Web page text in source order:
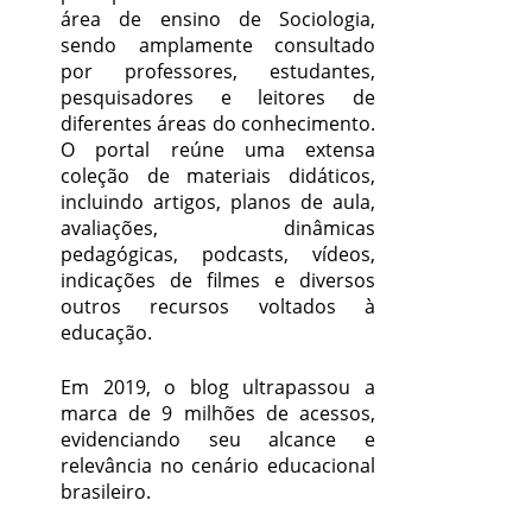
área de ensino de Sociologia,
sendo amplamente consultado
por professores, estudantes,
pesquisadores e leitores de
diferentes áreas do conhecimento.
O portal reúne uma extensa
coleção de materiais didáticos,
incluindo artigos, planos de aula,
avaliações, dinâmicas
pedagógicas, podcasts, vídeos,
indicações de filmes e diversos
outros recursos voltados à
educação.
Em 2019, o blog ultrapassou a
marca de 9 milhões de acessos,
evidenciando seu alcance e
relevância no cenário educacional
brasileiro.